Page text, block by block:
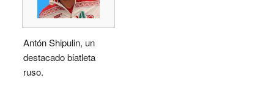
Antón Shipulin, un
destacado biatleta
ruso.